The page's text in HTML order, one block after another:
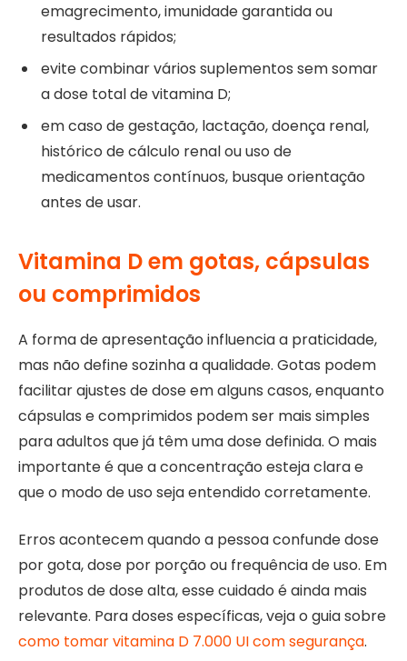
emagrecimento, imunidade garantida ou
resultados rápidos;
evite combinar vários suplementos sem somar
a dose total de vitamina D;
em caso de gestação, lactação, doença renal,
histórico de cálculo renal ou uso de
medicamentos contínuos, busque orientação
antes de usar.
Vitamina D em gotas, cápsulas
ou comprimidos
A forma de apresentação influencia a praticidade,
mas não define sozinha a qualidade. Gotas podem
facilitar ajustes de dose em alguns casos, enquanto
cápsulas e comprimidos podem ser mais simples
para adultos que já têm uma dose definida. O mais
importante é que a concentração esteja clara e
que o modo de uso seja entendido corretamente.
Erros acontecem quando a pessoa confunde dose
por gota, dose por porção ou frequência de uso. Em
produtos de dose alta, esse cuidado é ainda mais
relevante. Para doses específicas, veja o guia sobre
como tomar vitamina D 7.000 UI com segurança.